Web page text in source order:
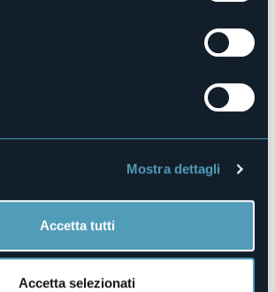
Mostra dettagli
Accetta tutti
Accetta selezionati